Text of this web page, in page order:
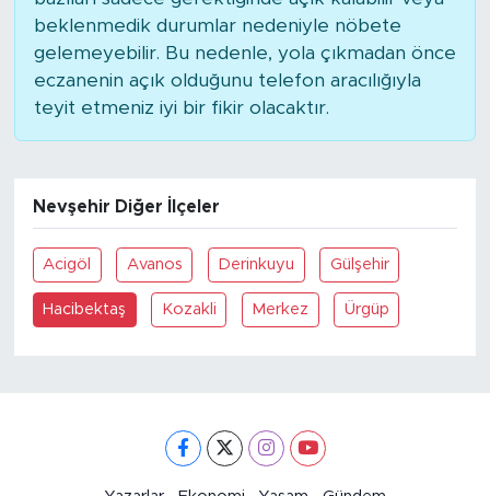
beklenmedik durumlar nedeniyle nöbete
gelemeyebilir. Bu nedenle, yola çıkmadan önce
eczanenin açık olduğunu telefon aracılığıyla
teyit etmeniz iyi bir fikir olacaktır.
Nevşehir Diğer İlçeler
Acigöl Avanos Derinkuyu Gülşehir
Hacibektaş Kozakli Merkez Ürgüp